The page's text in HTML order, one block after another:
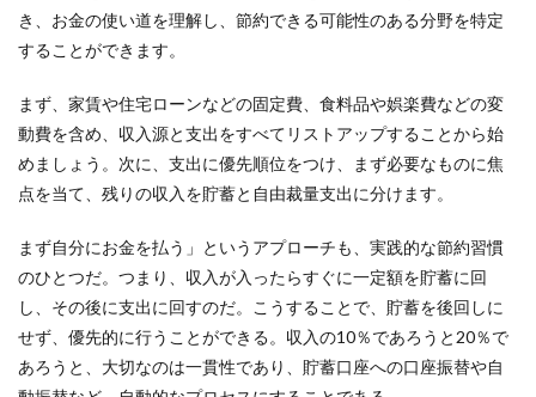
き、お金の使い道を理解し、節約できる可能性のある分野を特定
することができます。
まず、家賃や住宅ローンなどの固定費、食料品や娯楽費などの変
動費を含め、収入源と支出をすべてリストアップすることから始
めましょう。次に、支出に優先順位をつけ、まず必要なものに焦
点を当て、残りの収入を貯蓄と自由裁量支出に分けます。
まず自分にお金を払う」というアプローチも、実践的な節約習慣
のひとつだ。つまり、収入が入ったらすぐに一定額を貯蓄に回
し、その後に支出に回すのだ。こうすることで、貯蓄を後回しに
せず、優先的に行うことができる。収入の10％であろうと20％で
あろうと、大切なのは一貫性であり、貯蓄口座への口座振替や自